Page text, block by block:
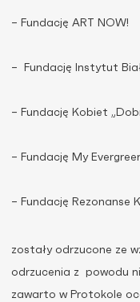
– Fundację ART NOW!
– Fundację Instytut
– Fundację Kobiet
– Fundację My
– Fundację Rezonanse
zostały odrzucone ze
odrzucenia z powodu
zawarto w Protokole